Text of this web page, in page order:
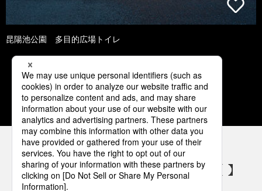
昆陽池公園 多目的広場トイレ
1 2 3 4 5
パナソニックの電気設備 SNSアカウント